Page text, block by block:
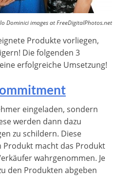
Dominici images at FreeDigitalPhotos.net
Produkte vorliegen,
Die folgenden 3
erfolgreiche Umsetzung!
eingeladen, sondern
werden dann dazu
zu schildern. Diese
Produkt macht das Produkt
wahrgenommen. Je
den Produkten abgeben